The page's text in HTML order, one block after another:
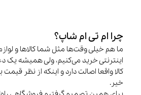
چرا ام تی ام شاپ؟
ما هم خیلی وقت‌ها مثل شما کالاها و
اینترنتی خرید می‌کنیم، ولی همیشه یک
کالا واقعا اصالت دارد و اینکه از نظر
خیر.